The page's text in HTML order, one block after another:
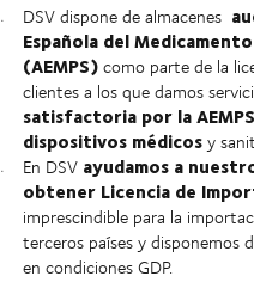
DSV dispone de almacenes
Española del
(AEMPS)como parte de la
clientes a los que damos
satisfactoria por la AEMPS
dispositivos médicosy
En DSV ayudamos a
obtener Licencia de
imprescindible para la
terceros países y disponemos
en condiciones GDP.